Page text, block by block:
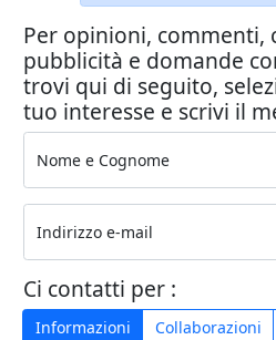
Per opinioni, commenti,
pubblicità e domande
trovi qui di seguito,
tuo interesse e scrivi il
Nome e Cognome
Indirizzo e-mail
Ci contatti per :
Informazioni Collaborazioni